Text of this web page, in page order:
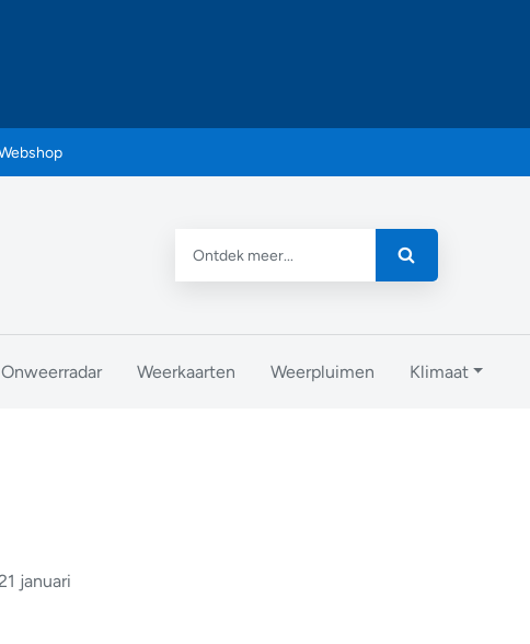
Onweerradar Weerkaarten Weerpluimen Klimaat
januari